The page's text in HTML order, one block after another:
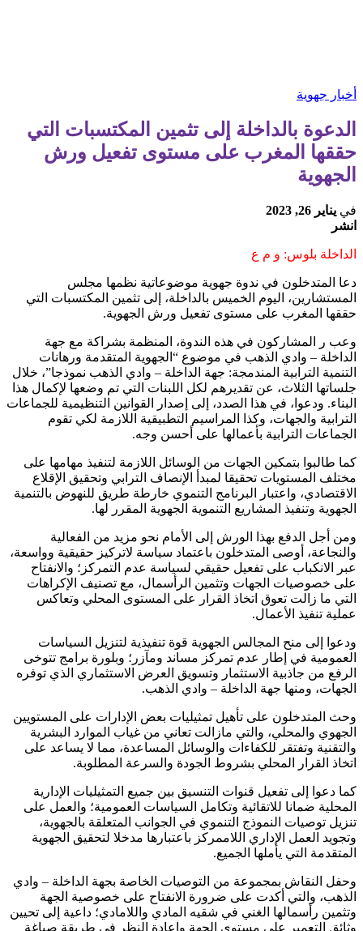
أخبار جهوية
الدعوة بالداخلة إلى تثمين المكتسبات التي
حققها المغرب على مستوى تفعيل ورش
الجهوية
في يناير 26, 2023
انشر
الداخلة بلوس: و م ع
دعا المتدخلون في ندوة جهوية موضوعاتية نظمها مجلس
المستشارين، اليوم الخميس بالداخلة، إلى تثمين المكتسبات التي
حققها المغرب على مستوى تفعيل ورش الجهوية.
وعب ر المشاركون في هذه الندوة، المنظمة بشراكة مع جهة
الداخلة – وادي الذهب في موضوع “الجهوية المتقدمة ورهانات
التنمية الترابية المندمجة: جهة الداخلة – وادي الذهب نموذجا”، خلال
جلساتها الثلاث، عن تقديرهم لكل اللبنات التي تم وضعها لإكمال هذا
البناء. ودعوا، في هذا الصدد، إلى إصدار القوانين التنظيمية للجماعات
الترابية والجهات، وكذا المراسيم التطبيقية اللازمة لكي تقوم
الجماعات الترابية بأعمالها على أحسن وجه.
كما طالبوا بتمكين الجهات من الوسائل اللازمة لتنفيذ مهامها على
مختلف المستويات تحقيقا لمبدأ الإنصاف الترابي وتحقيق الإقلاع
الاقتصادي، واعتبار البرنامج التنموي خارطة طريق للنهوض بالتنمية
الجهوية وتنفيذ المشاريع التنموية الجهوية المقرر لها.
ومن أجل الدفع بهذا الورش إلى الأمام نحو مزيد من الفعالية
والنجاعة، أوصى المتدخلون باعتماد سياسة لاتركيز حقيقية وواسعة،
عبر الانكباب على تفعيل حقيقي لسياسة عدم التمركز؛ والانفتاح
على خصوصيات الجهات وتثمين الرأسمال، مع تصنيف الإكراهات
التي ما زالت تعوق اتخاذ القرار على المستوى المحلي وتعاكس
عملية تنفيذ الأعمال.
ودعوا إلى منح المجالس الجهوية قوة تنفيذية لتنزيل السياسات
العمومية في إطار عدم تمركز مساند ومآزر؛ وبلورة برامج تتوخى
الرفع من جاذبية الاستثمار وتسويق العرض الاستثماري الذي توفره
الجهات، ومنها جهة الداخلة – وادي الذهب.
وحث المتدخلون على تأهيل تمثيليات بعض الإدارات على المستويين
الجهوي والمحلي، والتي مازالت تعاني من غياب الموارد البشرية
والتقنية وتفتقر للكفاءات والوسائل المساعدة، مما لا يساعد على
اتخاذ القرار المحلي بشروط الجودة والسرعة المطلوبة.
كما دعوا إلى تفعيل قنوات التنسيق بين جميع التمثيليات الإدارية
المحلية ضمانا للاتقائية وتكامل السياسات العمومية؛ والعمل على
تنزيل توصيات النموذج التنموي في الجوانب المتعلقة بالجهوية،
وتجويد العمل الإداري اللاممركز باعتبارها مدخلا لتحقيق الجهوية
المتقدمة التي يأملها الجميع.
وحفل النقاش بمجموعة من التوصيات الخاصة بجهة الداخلة – وادي
الذهب، والتي أكدت على ضرورة الانفتاح على خصوصية الجهة
وتثمين رأسمالها الغني في شقيه المادي واللامادي؛ داعية إلى تحيين
وثائق التعمير على مستوى الجهة وإعادة النظر في طريقة صياغة